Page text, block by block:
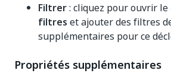
Filtrer: cliquez pour ouvrir le
filtres et ajouter des filtres
supplémentaires pour ce
Propriétés supplémentaires